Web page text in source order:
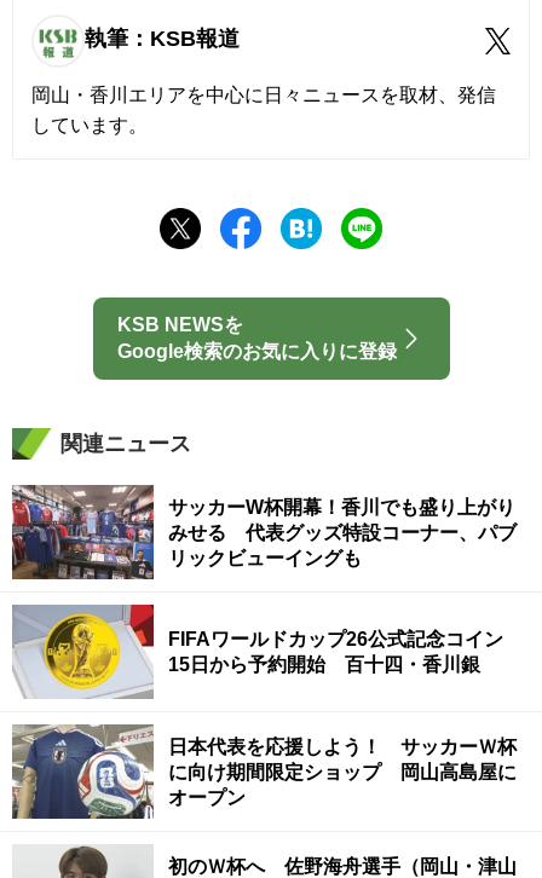
執筆：KSB報道
岡山・香川エリアを中心に日々ニュースを取材、発信
しています。
KSB NEWSを
Google検索のお気に入りに登録
関連ニュース
サッカーW杯開幕！香川でも盛り上がり
みせる 代表グッズ特設コーナー、パブ
リックビューイングも
FIFAワールドカップ26公式記念コイン
15日から予約開始 百十四・香川銀
日本代表を応援しよう！ サッカーＷ杯
に向け期間限定ショップ 岡山高島屋に
オープン
初のＷ杯へ 佐野海舟選手（岡山・津山